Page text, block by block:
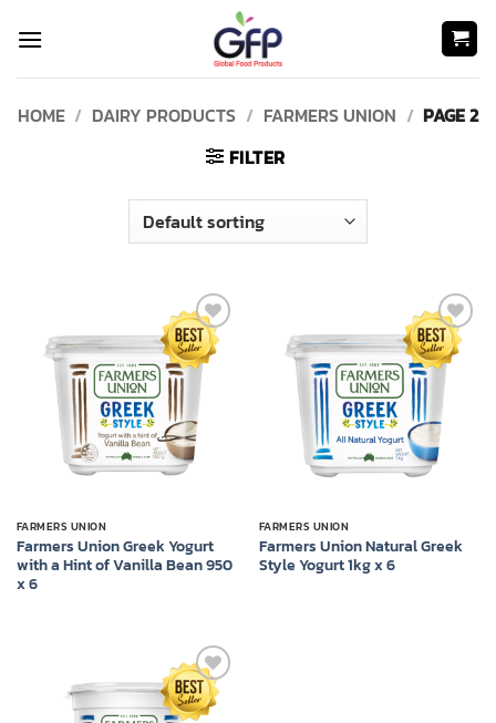
HOME / DAIRY PRODUCTS / FARMERS UNION / PAGE 2
FILTER
Add to
wishlist
FARMERS UNION
Farmers Union Greek Yogurt
with a Hint of Vanilla Bean 950
x 6
Add to
wishlist
FARMERS UNION
Farmers Union Natural Greek
Style Yogurt 1kg x 6
Add to
wishlist